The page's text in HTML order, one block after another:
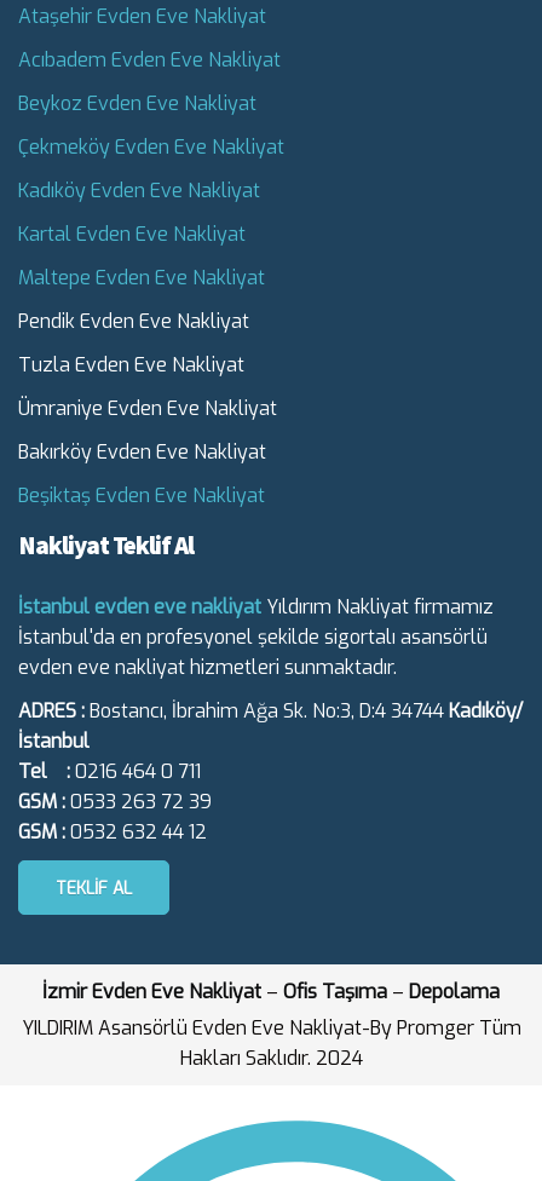
Ataşehir Evden Eve Nakliyat
Acıbadem Evden Eve Nakliyat
Beykoz Evden Eve Nakliyat
Çekmeköy Evden Eve Nakliyat
Kadıköy Evden Eve Nakliyat
Kartal Evden Eve Nakliyat
Maltepe Evden Eve Nakliyat
Pendik Evden Eve Nakliyat
Tuzla Evden Eve Nakliyat
Ümraniye Evden Eve Nakliyat
Bakırköy Evden Eve Nakliyat
Beşiktaş Evden Eve Nakliyat
Nakliyat Teklif Al
İstanbul evden eve nakliyat Yıldırım Nakliyat firmamız
İstanbul'da en profesyonel şekilde sigortalı asansörlü
evden eve nakliyat hizmetleri sunmaktadır.
ADRES :Bostancı, İbrahim Ağa Sk. No:3, D:4 34744 Kadıköy/
İstanbul
Tel :0216 464 0 711
GSM :0533 263 72 39
GSM :0532 632 44 12
TEKLIF AL
İzmir Evden Eve Nakliyat – Ofis Taşıma – Depolama
YILDIRIM Asansörlü Evden Eve Nakliyat-By Promger Tüm
Hakları Saklıdır. 2024